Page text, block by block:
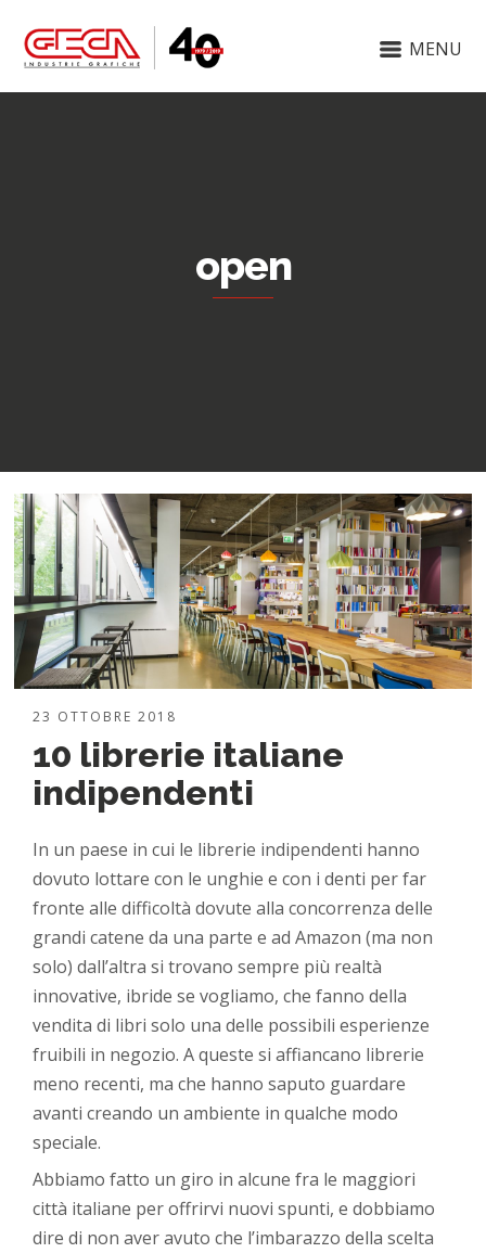
MENU
open
23 OTTOBRE 2018
10 librerie italiane
indipendenti
In un paese in cui le librerie indipendenti hanno
dovuto lottare con le unghie e con i denti per far
fronte alle difficoltà dovute alla concorrenza delle
grandi catene da una parte e ad Amazon (ma non
solo) dall’altra si trovano sempre più realtà
innovative, ibride se vogliamo, che fanno della
vendita di libri solo una delle possibili esperienze
fruibili in negozio. A queste si affiancano librerie
meno recenti, ma che hanno saputo guardare
avanti creando un ambiente in qualche modo
speciale.
Abbiamo fatto un giro in alcune fra le maggiori
città italiane per offrirvi nuovi spunti, e dobbiamo
dire di non aver avuto che l’imbarazzo della scelta